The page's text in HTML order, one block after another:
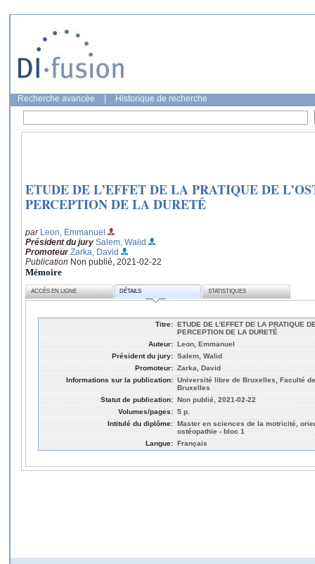
Recherche avancée Historique de recherche
ETUDE DE L’EFFET DE LA PRATIQUE DE
PERCEPTION DE LA DURETÉ
par Leon, Emmanuel
Président du jury Salem, Walid
Promoteur Zarka, David
Publication Non publié, 2021-02-22
Mémoire
ACCÈS EN LIGNE DÉTAILS STATISTIQUES
Titre: ETUDE DE L’EFFET DE LA PRATIQUE
PERCEPTION DE LA DURETÉ
Auteur: Leon, Emmanuel
Président du jury: Salem, Walid
Promoteur: Zarka, David
Informations sur la publication: Université libre de Bruxelles, Faculté
Bruxelles
Statut de publication: Non publié, 2021-02-22
Volumes/pages: 5 p.
Intitulé du diplôme: Master en sciences de la motricité,
ostéopathie - bloc 1
Langue: Français